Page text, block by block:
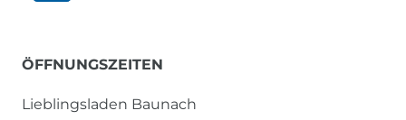
ÖFFNUNGSZEITEN
Lieblingsladen Baunach